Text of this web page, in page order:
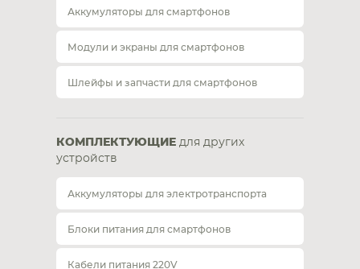
Аккумуляторы для смартфонов
Модули и экраны для смартфонов
Шлейфы и запчасти для смартфонов
КОМПЛЕКТУЮЩИЕ для других
устройств
Аккумуляторы для электротранспорта
Блоки питания для смартфонов
Кабели питания 220V